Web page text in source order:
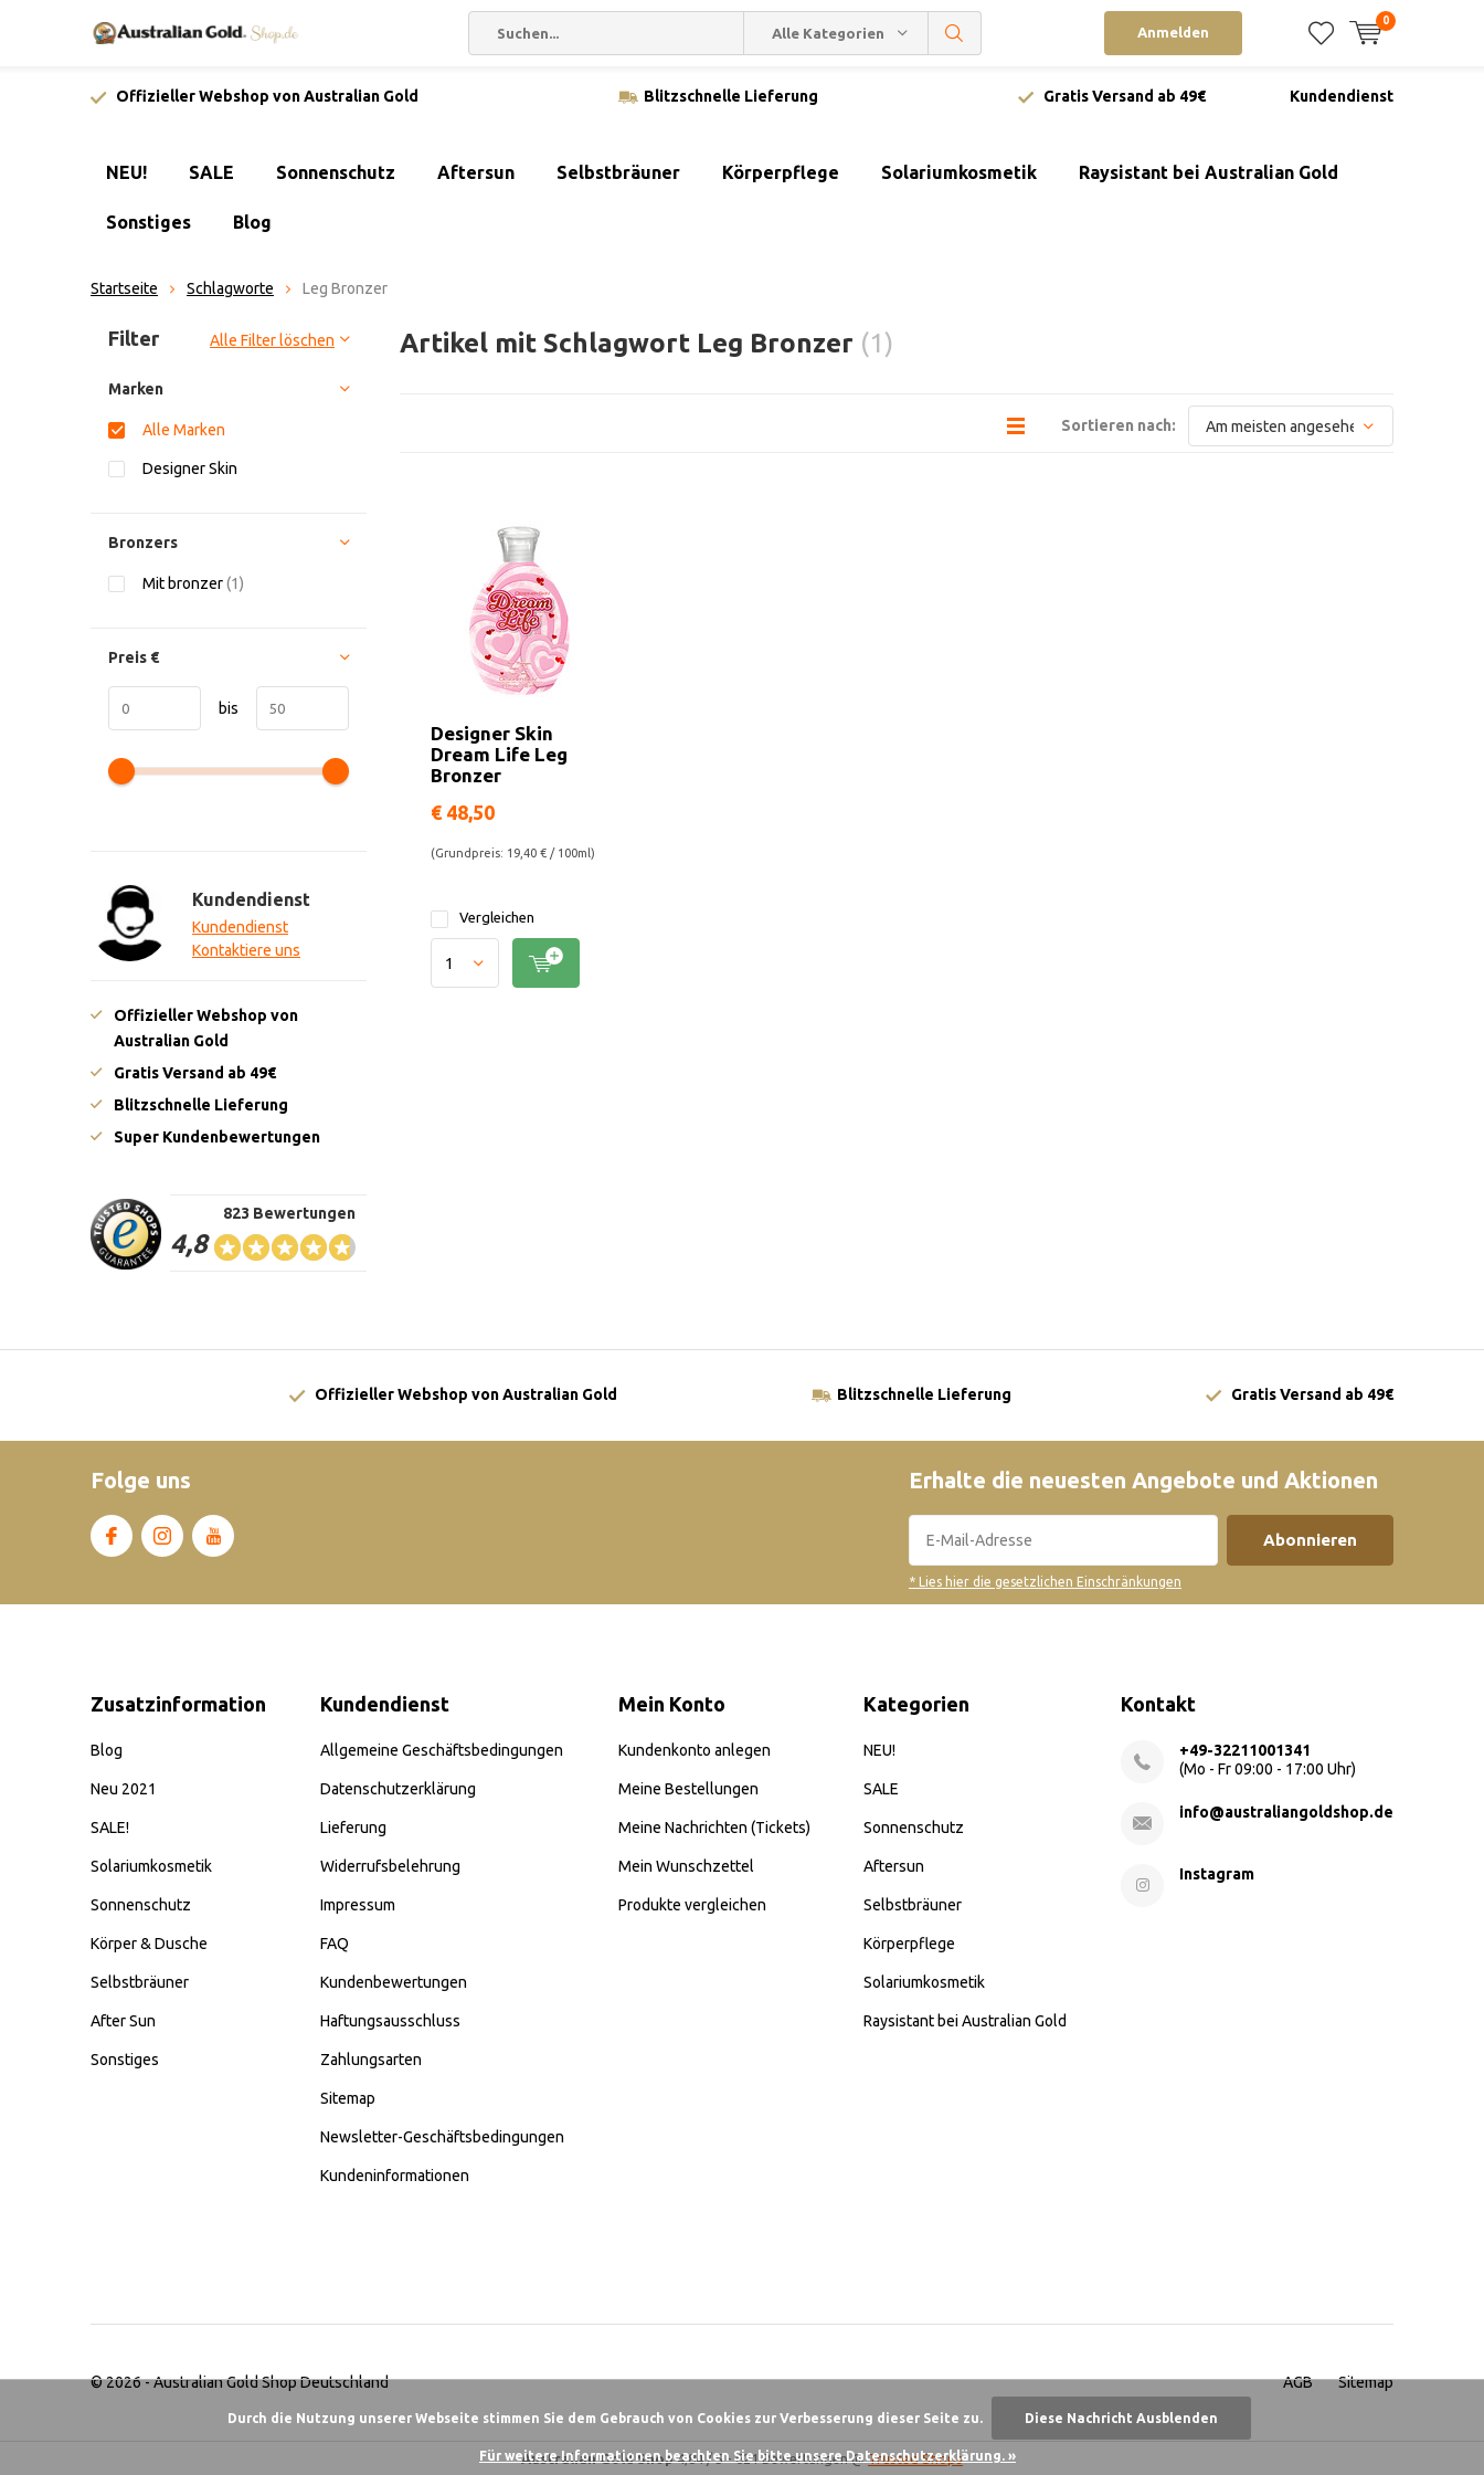
Alle Kategorien Anmelden
0
Offizieller Webshop von Australian Gold Blitzschnelle Lieferung Gratis Versand ab 49€ Kundendienst
NEU! SALE Sonnenschutz Aftersun Selbstbräuner Körperpflege Solariumkosmetik Raysistant bei Australian Gold
Sonstiges Blog
Startseite Schlagworte Leg Bronzer
Artikel mit Schlagwort Leg Bronzer (1)
Sortieren nach:
Designer Skin
Dream Life Leg
Bronzer
€ 48,50
(Grundpreis: 19,40 € / 100ml)
Vergleichen
Sortieren nach:
Filter Alle Filter löschen
Marken
Alle Marken
Designer Skin
Bronzers
Mit bronzer(1)
Preis €
bis
Kundendienst
Kundendienst
Kontaktiere uns
Offizieller Webshop von
Australian Gold
Gratis Versand ab 49€
Blitzschnelle Lieferung
Super Kundenbewertungen
4,8
823 Bewertungen
Offizieller Webshop von Australian Gold Blitzschnelle Lieferung Gratis Versand ab 49€
Folge uns Erhalte die neuesten Angebote und Aktionen
Abonnieren
* Lies hier die gesetzlichen Einschränkungen
Zusatzinformation
Blog
Neu 2021
SALE!
Solariumkosmetik
Sonnenschutz
Körper & Dusche
Selbstbräuner
After Sun
Sonstiges
Kundendienst
Allgemeine Geschäftsbedingungen
Datenschutzerklärung
Lieferung
Widerrufsbelehrung
Impressum
FAQ
Kundenbewertungen
Haftungsausschluss
Zahlungsarten
Sitemap
Newsletter-Geschäftsbedingungen
Kundeninformationen
Mein Konto
Kundenkonto anlegen
Meine Bestellungen
Meine Nachrichten (Tickets)
Mein Wunschzettel
Produkte vergleichen
Kategorien
NEU!
SALE
Sonnenschutz
Aftersun
Selbstbräuner
Körperpflege
Solariumkosmetik
Raysistant bei Australian Gold
Kontakt
+49-32211001341
(Mo - Fr 09:00 - 17:00 Uhr)
info@australiangoldshop.de
Instagram
© 2026 -Australian Gold Shop Deutschland AGB Sitemap
Australian Gold Shop 4,84/5-621Bewertungen @Trusted Shops
Durch die Nutzung unserer Webseite stimmen Sie dem Gebrauch von Cookies zur Verbesserung dieser Seite zu. Diese Nachricht Ausblenden
Für weitere Informationen beachten Sie bitte unsere Datenschutzerklärung. »